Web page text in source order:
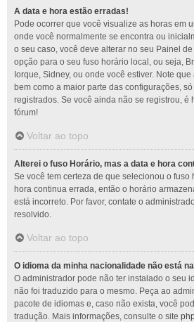
A data e hora estão erradas!
Pode ocorrer que você visualize as horas em
onde você normalmente se encontra ou
o seu caso, você deve alterar no seu Painel
opção para o seu fuso horário local, ou seja,
Iorque, Sidney, ou onde você estiver. Note
bem como a maior parte das configurações,
registrados. Se você ainda não se registrou, é
fórum!
Voltar ao topo
Alterei o fuso Horário, mas a data e hora
Se você tem certeza de que selecionou o fuso
hora continua errada, então o horário
está incorreto. Por favor, contate o
resolvido.
Voltar ao topo
O idioma da minha nacionalidade não está
O administrador pode não ter instalado o seu
não foi traduzido para o mesmo. Peça ao
pacote de idiomas e, caso não exista, você
tradução. Mais informações, consulte o site